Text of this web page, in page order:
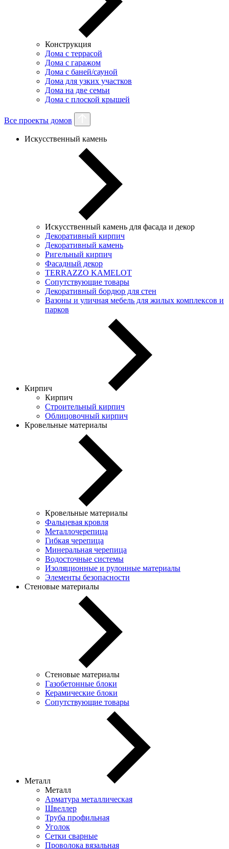
Конструкция
Дома с террасой
Дома с гаражом
Дома с баней/сауной
Дома для узких участков
Дома на две семьи
Дома с плоской крышей
Все проекты домов
Искусственный камень
Искусственный камень для фасада и декор
Декоративный кирпич
Декоративный камень
Ригельный кирпич
Фасадный декор
TERRAZZO KAMELOT
Сопутствующие товары
Декоративный бордюр для стен
Вазоны и уличная мебель для жилых комплексов и
парков
Кирпич
Кирпич
Строительный кирпич
Облицовочный кирпич
Кровельные материалы
Кровельные материалы
Фальцевая кровля
Металлочерепица
Гибкая черепица
Минеральная черепица
Водосточные системы
Изоляционные и рулонные материалы
Элементы безопасности
Стеновые материалы
Стеновые материалы
Газобетонные блоки
Керамические блоки
Сопутствующие товары
Металл
Металл
Арматура металлическая
Швеллер
Труба профильная
Уголок
Сетки сварные
Проволока вязальная